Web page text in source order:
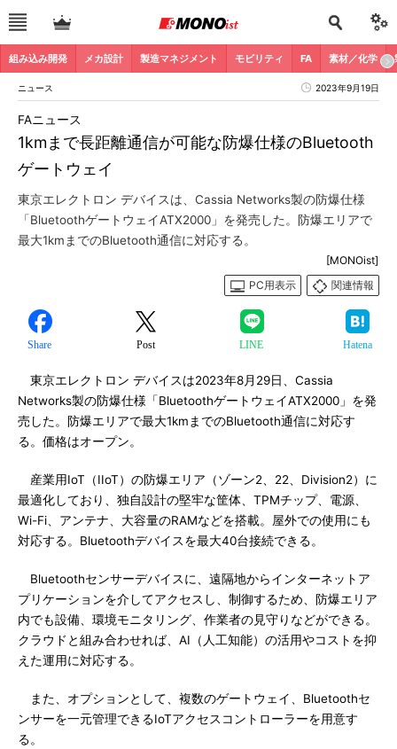
組み込み開発 メカ設計 製造マネジメント モビリティ FA 素材／化学
ニュース 2023年9月19日
1kmまで長距離通信が可能な防爆仕様のBluetooth
ゲートウェイ
FAニュース
東京エレクトロン デバイスは、Cassia Networks製の防爆仕様
「BluetoothゲートウェイATX2000」を発売した。防爆エリアで
最大1kmまでのBluetooth通信に対応する。
[MONOist]
PC用表示
関連情報
Share Post LINE Hatena
東京エレクトロン デバイスは2023年8月29日、Cassia
Networks製の防爆仕様「BluetoothゲートウェイATX2000」を発
売した。防爆エリアで最大1kmまでのBluetooth通信に対応す
る。価格はオープン。
産業用IoT（IIoT）の防爆エリア（ゾーン2、22、Division2）に
最適化しており、独自設計の堅牢な筐体、TPMチップ、電源、
Wi-Fi、アンテナ、大容量のRAMなどを搭載。屋外での使用にも
対応する。Bluetoothデバイスを最大40台接続できる。
Bluetoothセンサーデバイスに、遠隔地からインターネットア
プリケーションを介してアクセスし、制御するため、防爆エリア
内でも設備、環境モニタリング、作業者の見守りなどができる。
クラウドと組み合わせれば、AI（人工知能）の活用やコストを抑
えた運用に対応する。
また、オプションとして、複数のゲートウェイ、Bluetoothセ
ンサーを一元管理できるIoTアクセスコントローラーを用意す
る。